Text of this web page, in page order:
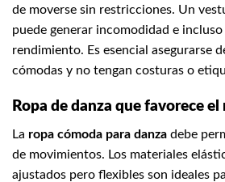
de moverse sin restricciones. Un
puede generar incomodidad e
rendimiento. Es esencial asegurarse
cómodas y no tengan costuras o
Ropa de danza que favorece
La ropa cómoda para danza debe
de movimientos. Los materiales
ajustados pero flexibles son ideales